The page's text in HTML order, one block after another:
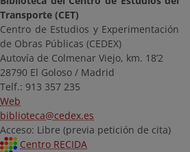
Transporte (CET)
Centro de Estudios y Experimentación
de Obras Públicas (CEDEX)
Autovía de Colmenar Viejo, km. 18’2
28790 El Goloso / Madrid
Telf.: 913 357 235
Web
biblioteca@cedex.es
Acceso: Libre (previa petición de cita)
Centro RECIDA